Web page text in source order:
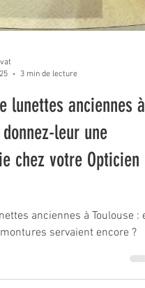
3 min de lecture
lunettes anciennes à
leur une
chez votre Opticien
anciennes à Toulouse : et
servaient encore ?